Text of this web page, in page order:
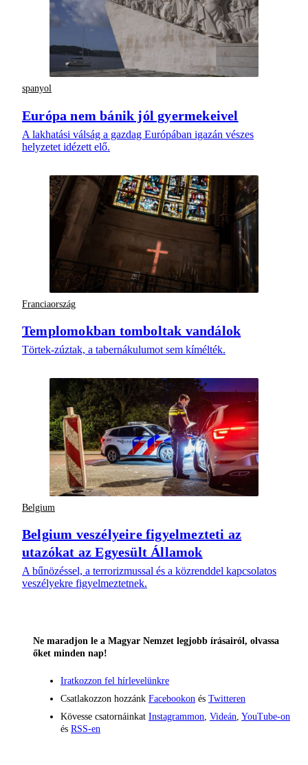
spanyol
Európa nem bánik jól gyermekeivel
A lakhatási válság a gazdag Európában igazán vészes
helyzetet idézett elő.
Franciaország
Templomokban tomboltak vandálok
Törtek-zúztak, a tabernákulumot sem kímélték.
Belgium
Belgium veszélyeire figyelmezteti az
utazókat az Egyesült Államok
A bűnözéssel, a terrorizmussal és a közrenddel kapcsolatos
veszélyekre figyelmeztetnek.
Ne maradjon le a Magyar Nemzet legjobb írásairól, olvassa
őket minden nap!
Iratkozzon fel hírlevelünkre
Csatlakozzon hozzánk Facebookon és Twitteren
Kövesse csatornáinkat Instagrammon, Videán, YouTube-on
és RSS-en